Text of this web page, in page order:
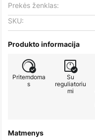
Prekės ženklas:
SKU:
Produkto informacija
Pritemdoma
s
Su
reguliatoriu
mi
Matmenys